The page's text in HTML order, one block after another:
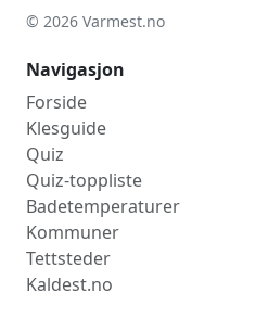
© 2026 Varmest.no
Navigasjon
Forside
Klesguide
Quiz
Quiz-toppliste
Badetemperaturer
Kommuner
Tettsteder
Kaldest.no